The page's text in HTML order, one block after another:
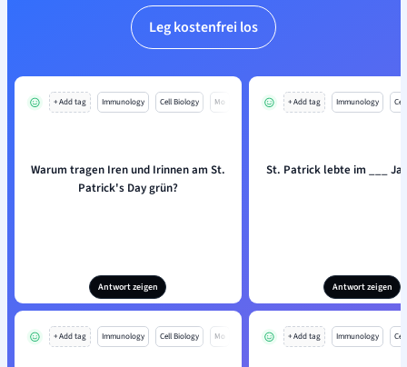
Leg kostenfrei los
+ Add tag Immunology Cell Biology Mo
Warum tragen Iren und Irinnen am St.
Patrick's Day grün?
Antwort zeigen
+ Add tag Immunology
St. Patrick lebte im ___
Antwort zeigen
+ Add tag Immunology Cell Biology Mo + Add tag Immunology